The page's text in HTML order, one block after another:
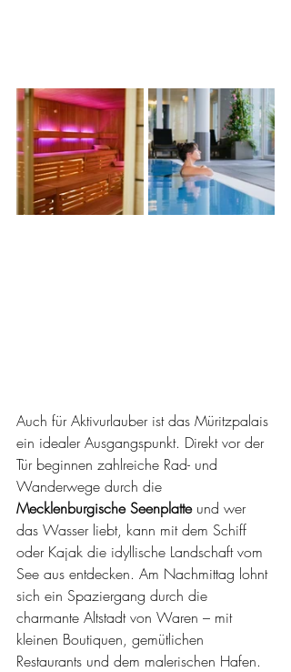
Auch für Aktivurlauber ist das Müritzpalais
ein idealer Ausgangspunkt. Direkt vor der
Tür beginnen zahlreiche Rad- und
Wanderwege durch die
Mecklenburgische Seenplatte und wer
das Wasser liebt, kann mit dem Schiff
oder Kajak die idyllische Landschaft vom
See aus entdecken. Am Nachmittag lohnt
sich ein Spaziergang durch die
charmante Altstadt von Waren – mit
kleinen Boutiquen, gemütlichen
Restaurants und dem malerischen Hafen.